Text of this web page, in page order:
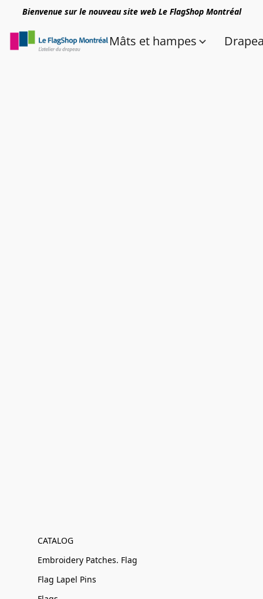
Bienvenue sur le nouveau site web Le FlagShop Montréal
Mâts et hampes
CATALOG
Embroidery Patches. Flag
Flag Lapel Pins